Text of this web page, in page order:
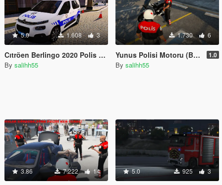
5.0 1.608 3
Cıtröen Berlingo 2020 Polis Aracı
By salihh55
1.730 6
Yunus Polisi Motoru (BETA) 1.0
By salihh55
3.86 7.222 14 5.0 925 3